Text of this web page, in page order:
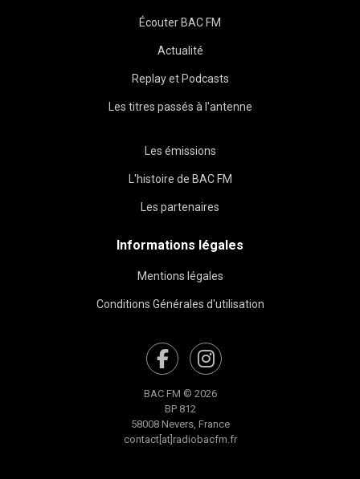
Écouter BAC FM
Actualité
Replay et Podcasts
Les titres passés à l'antenne
Les émissions
L'histoire de BAC FM
Les partenaires
Informations légales
Mentions légales
Conditions Générales d'utilisation
BAC FM © 2026
BP 812
58008 Nevers, France
contact[at]radiobacfm.fr